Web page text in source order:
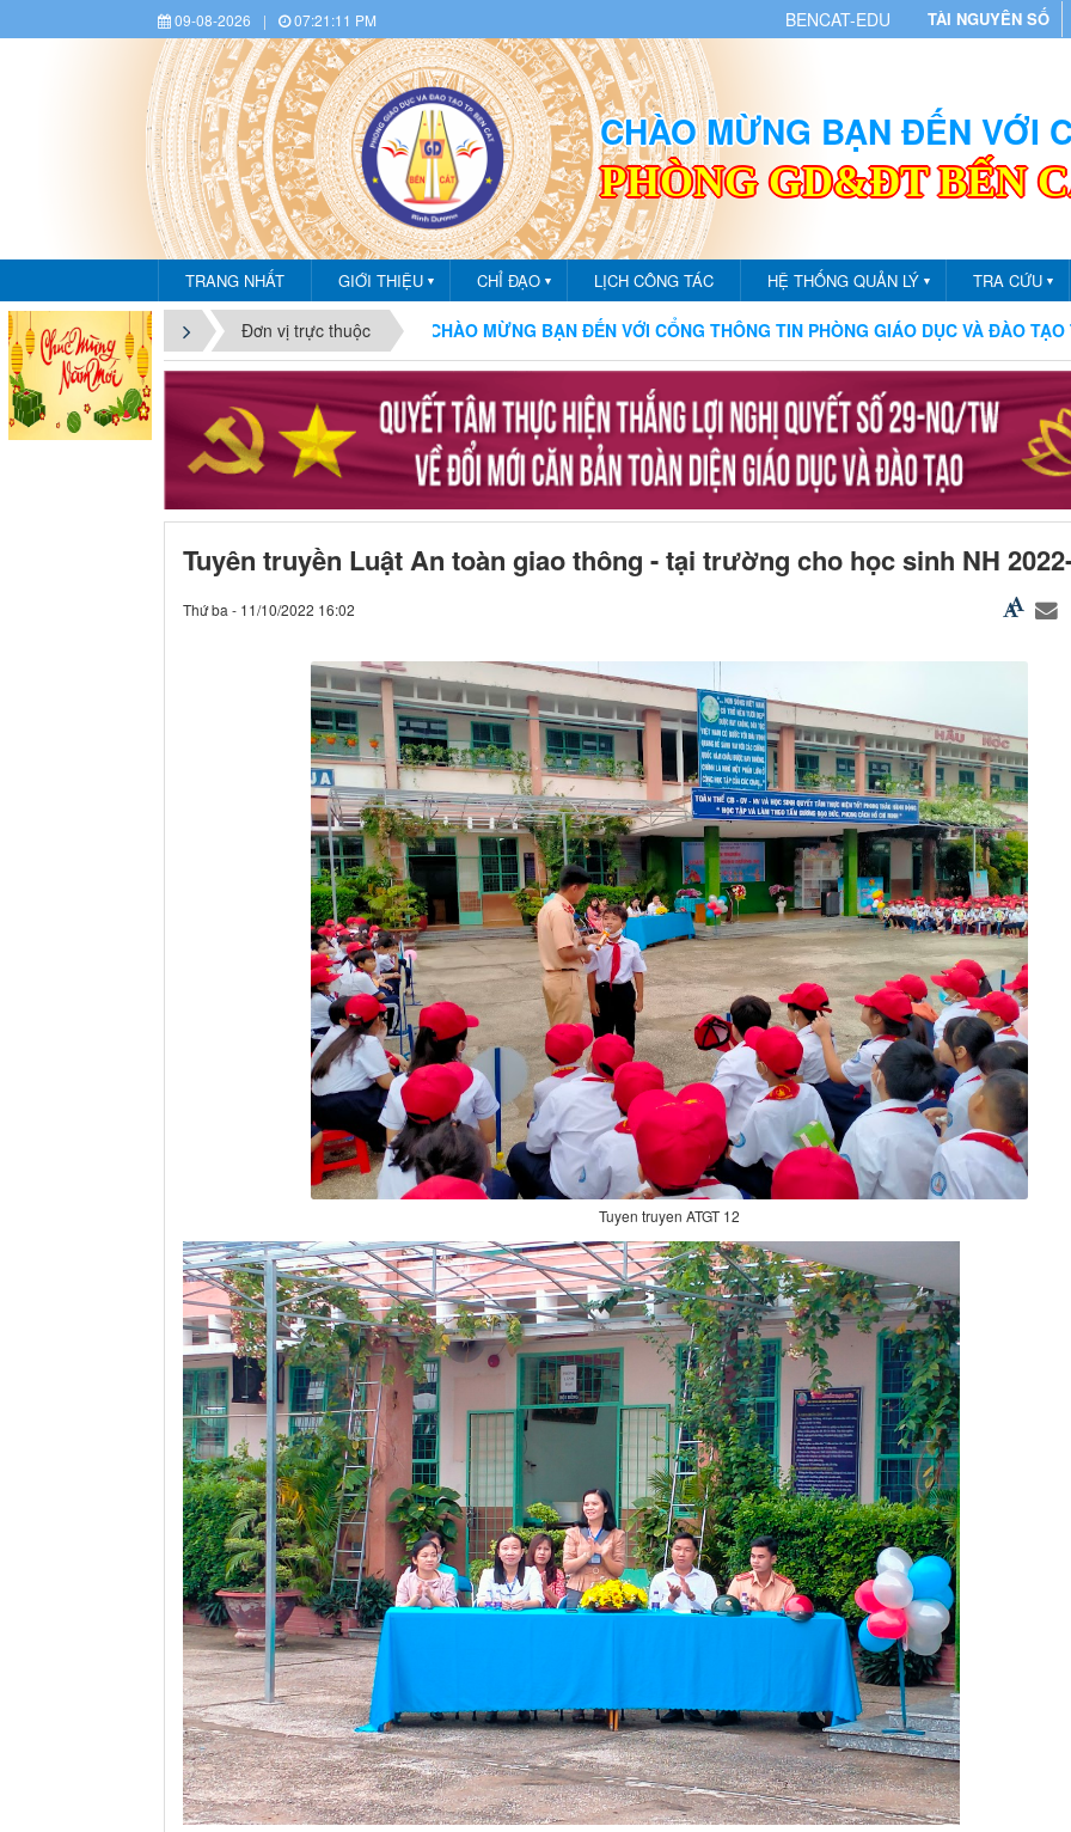
09-08-2026 | 07:21:13 PM BENCAT-EDU TÀI NGUYÊN SỐ
CHÀO MỪNG BẠN ĐẾN VỚI
PHÒNG GD&ĐT BẾN
TRANG NHẤT GIỚI THIỆU ▼ CHỈ ĐẠO ▼ LỊCH CÔNG TÁC HỆ THỐNG QUẢN LÝ ▼ TRA CỨU ▼
Đơn vị trực thuộc
CHÀO MỪNG BẠN ĐẾN VỚI CỔNG THÔNG TIN PHÒNG GIÁO DỤC VÀ ĐÀO TẠO THÀNH PHỐ BẾN
Tuyên truyền Luật An toàn giao thông - tại trường cho học sinh NH
Thứ ba - 11/10/2022 16:02
Tuyen truyen ATGT 12